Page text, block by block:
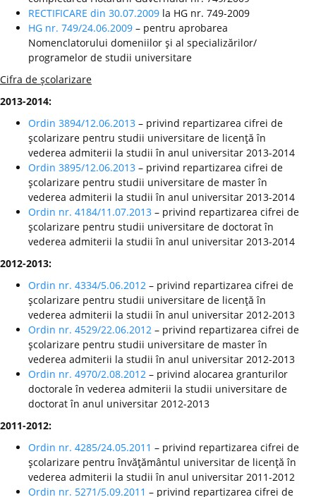
RECTIFICARE din 30.07.2009 la HG nr. 749-2009
HG nr. 749/24.06.2009 – pentru aprobarea
Nomenclatorului domeniilor şi al specializărilor/
programelor de studii universitare
Cifra de şcolarizare
2013-2014:
Ordin 3894/12.06.2013 – privind repartizarea cifrei de
şcolarizare pentru studii universitare de licenţă în
vederea admiterii la studii în anul universitar 2013-2014
Ordin 3895/12.06.2013 – privind repartizarea cifrei de
şcolarizare pentru studii universitare de master în
vederea admiterii la studii în anul universitar 2013-2014
Ordin nr. 4184/11.07.2013 – privind repartizarea cifrei de
şcolarizare pentru studii universitare de doctorat în
vederea admiterii la studii în anul universitar 2013-2014
2012-2013:
Ordin nr. 4334/5.06.2012 – privind repartizarea cifrei de
şcolarizare pentru studii universitare de licenţă în
vederea admiterii la studii în anul universitar 2012-2013
Ordin nr. 4529/22.06.2012 – privind repartizarea cifrei de
şcolarizare pentru studii universitare de master în
vederea admiterii la studii în anul universitar 2012-2013
Ordin nr. 4970/2.08.2012 – privind alocarea granturilor
doctorale în vederea admiterii la studii universitare de
doctorat în anul universitar 2012-2013
2011-2012:
Ordin nr. 4285/24.05.2011 – privind repartizarea cifrei de
şcolarizare pentru învăţământul universitar de licenţă în
vederea admiterii la studii în anul universitar 2011-2012
Ordin nr. 5271/5.09.2011 – privind repartizarea cifrei de